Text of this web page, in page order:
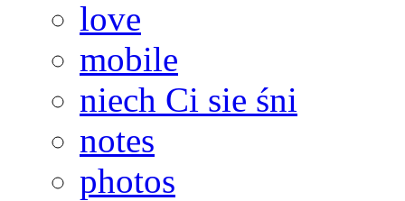
love
mobile
niech Ci sie śni
notes
photos